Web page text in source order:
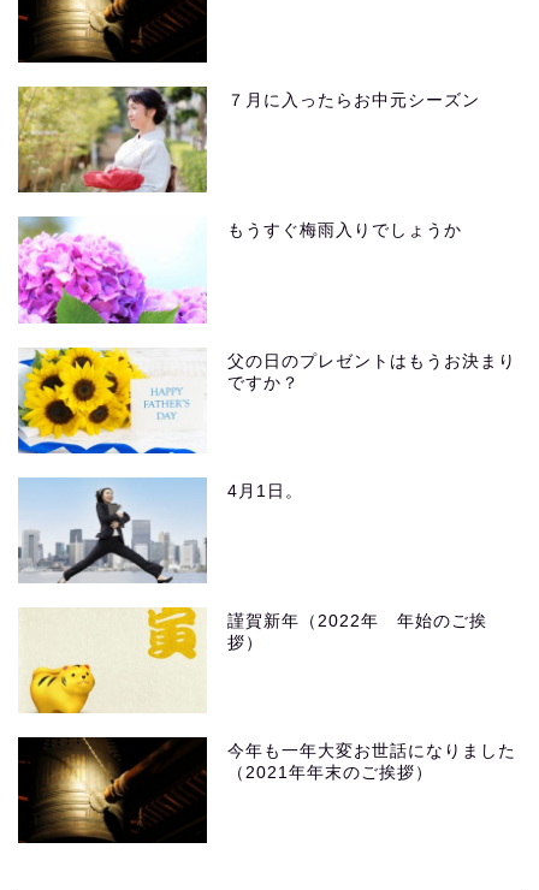
７月に入ったらお中元シーズン
もうすぐ梅雨入りでしょうか
父の日のプレゼントはもうお決まり
ですか？
4月1日。
謹賀新年（2022年 年始のご挨
拶）
今年も一年大変お世話になりました
（2021年年末のご挨拶）